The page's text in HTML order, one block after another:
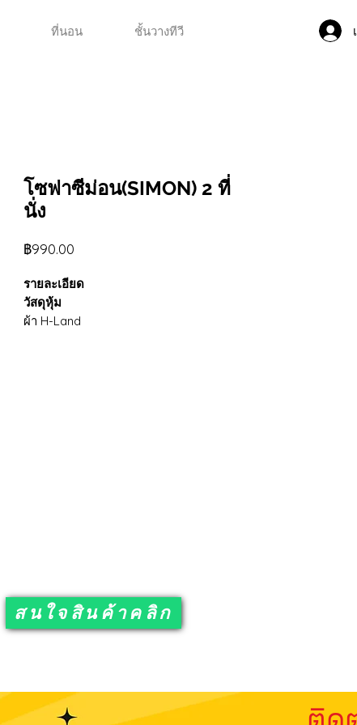
ที่นอน ชั้นวางทีวี
โซฟาซีม่อน(SIMON) 2 ที่
นั่ง
฿990.00
รายละเอียด
วัสดุหุ้ม
ผ้า H-Land
สนใจสินค้าคลิก